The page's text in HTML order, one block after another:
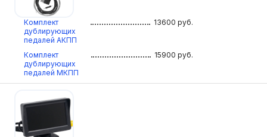
Комплект
дублирующих
педалей АКПП
13600 руб.
Комплект
дублирующих
педалей МКПП
15900 руб.